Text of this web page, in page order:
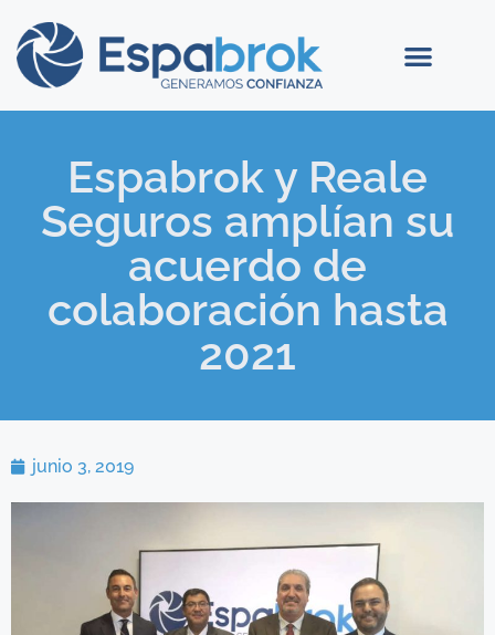
Espabrok y Reale
Seguros amplían su
acuerdo de
colaboración hasta
2021
junio 3, 2019